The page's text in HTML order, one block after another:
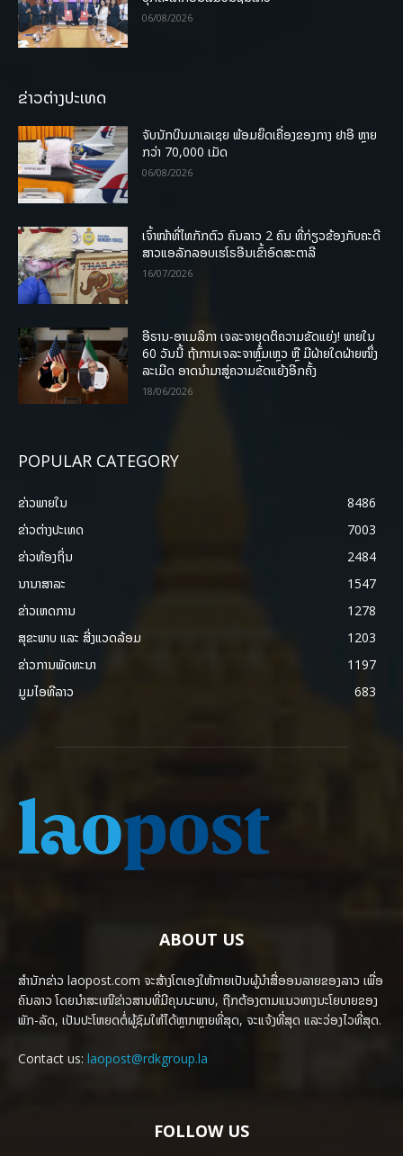
06/08/2026
ຂ່າວຕ່າງປະເທດ
ຈັບນັກບິນມາເລເຊຍ ພ້ອມຍຶດເຄື່ອງຂອງກາງ ຢາອີ ຫຼາຍ
ກວ່າ 70,000 ເມັດ
06/08/2026
ເຈົ້າໜ້າທີ່ໄທກັກຕົວ ຄົນລາວ 2 ຄົນ ທີ່ກ່ຽວຂ້ອງກັບຄະດີ
ສາວແອລັກລອບເຮໂຣອີນເຂົ້າອົດສະຕາລີ
16/07/2026
ອີຣານ-ອາເມລິກາ ເຈລະຈາຍຸດຕິຄວາມຂັດແຍ່ງ! ພາຍໃນ
60 ວັນນີ້ ຖ້າການເຈລະຈາຫຼົ້ມເຫຼວ ຫຼື ມີຝ່າຍໃດຝ່າຍໜຶ່ງ
ລະເມີດ ອາດນໍາມາສູ່ຄວາມຂັດແຍ້ງອີກຄັ້ງ
18/06/2026
POPULAR CATEGORY
ຂ່າວພາຍ​ໃນ
8486
ຂ່າວຕ່າງປະເທດ
7003
ຂ່າວທ້ອງຖິ່ນ
2484
ນານາສາລະ
1547
ຂ່າວເຫດການ
1278
ສຸຂະພາບ ແລະ ສີ່ງແວດລ້ອມ
1203
ຂ່າວການພັດທະນາ
1197
ມູມໄອທີລາວ
683
ABOUT US
ສຳນັກຂ່າວ laopost.com ຈະສ້າງໂຕເອງໃຫ້ກາຍເປັນຜູ້ນຳສື່ອອນລາຍຂອງລາວ ເພື່ອ
ຄົນລາວ ໂດຍນຳສະເໜີຂ່າວສານທີ່ມີຄຸນນະພາບ, ຖືກຕ້ອງຕາມແນວທາງນະໂຍບາຍຂອງ
ພັກ-ລັດ, ເປັນປະໂຫຍດຕໍ່ຜູ້ຊົມໃຫ້ໄດ້ຫຼາກຫຼາຍທີ່ສຸດ, ຈະແຈ້ງທີ່ສຸດ ແລະວ່ອງໄວທີ່ສຸດ.
Contact us: laopost@rdkgroup.la
FOLLOW US